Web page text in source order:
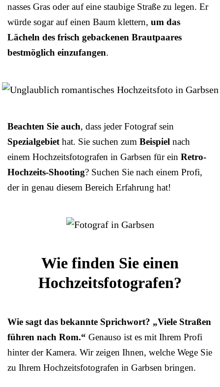
nasses Gras oder auf eine staubige Straße zu legen. Er
würde sogar auf einen Baum klettern, um das
Lächeln des frisch gebackenen Brautpaares
bestmöglich einzufangen.
Beachten Sie auch, dass jeder Fotograf sein
Spezialgebiet hat. Sie suchen zum Beispiel nach
einem Hochzeitsfotografen in Garbsen für ein Retro-
Hochzeits-Shooting? Suchen Sie nach einem Profi,
der in genau diesem Bereich Erfahrung hat!
Wie finden Sie einen
Hochzeitsfotografen?
Wie sagt das bekannte Sprichwort? „Viele Straßen
führen nach Rom.“ Genauso ist es mit Ihrem Profi
hinter der Kamera. Wir zeigen Ihnen, welche Wege Sie
zu Ihrem Hochzeitsfotografen in Garbsen bringen.